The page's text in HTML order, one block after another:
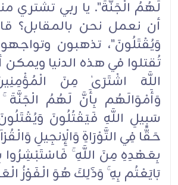
لَهُمُ الْجَنَّةَ". يا ربي تشتري
أن نعمل نحن بالمقابل؟
وَيُقْتَلُونَ"، تذهبون
تُقتلوا في هذه الدنيا ويمكن
اللَّهَ اشْتَرَىٰ مِنَ
وَأَمْوَالَهُم بِأَنَّ لَهُمُ الْجَنَّةَ
سَبِيلِ اللَّهِ فَيَقْتُلُونَ
حَقًّا فِي التَّوْرَاةِ وَالْإِنجِيلِ
بِعَهْدِهِ مِنَ اللَّهِ ۚ فَاسْتَبْشِرُوا
بَايَعْتُم بِهِ ۚ وَذَٰلِكَ هُوَ الْفَوْزُ